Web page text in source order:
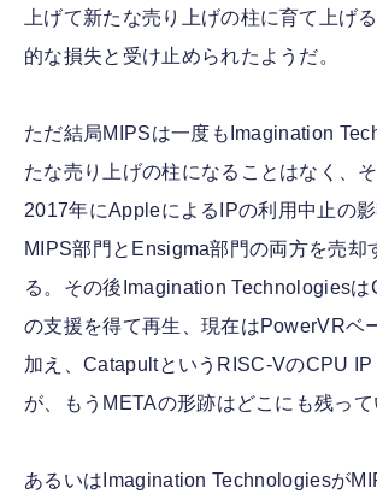
上げて新たな売り上げの柱に育て上げ
的な損失と受け止められたようだ。
ただ結局MIPSは一度もImagination
たな売り上げの柱になることはなく、
2017年にAppleによるIPの利用中止の
MIPS部門とEnsigma部門の両方を売却
る。その後Imagination Technologies
の支援を得て再生、現在はPowerVRベ
加え、CatapultというRISC-VのCPU IP
が、もうMETAの形跡はどこにも残って
あるいはImagination Technologiesが